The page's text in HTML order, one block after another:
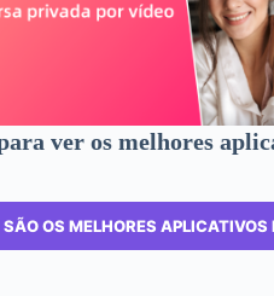
ver os melhores
OS MELHORES APLICATIVOS